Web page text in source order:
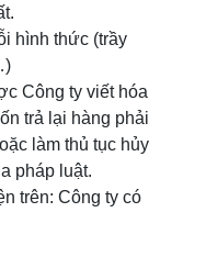
hình thức (trầy
Công ty viết hóa
trả lại hàng phải
làm thủ tục hủy
pháp luật.
trên: Công ty có